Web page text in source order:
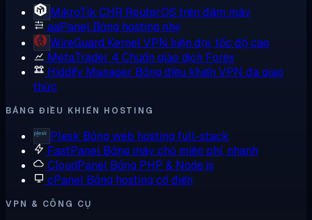
MikroTik CHR RouterOS trên đám mây
aaPanel Bảng hosting nhẹ
WireGuard Kernel VPN hiện đại, tốc độ cao
MetaTrader 4 Chuẩn giao dịch Forex
Hiddify Manager Bảng điều khiển VPN đa giao
thức
BẢNG ĐIỀU KHIỂN HOSTING
Plesk Bảng web hosting full-stack
FastPanel Bảng máy chủ miễn phí, nhanh
CloudPanel Bảng PHP & Node.js
cPanel Bảng hosting cổ điển
VPN & CÔNG CỤ